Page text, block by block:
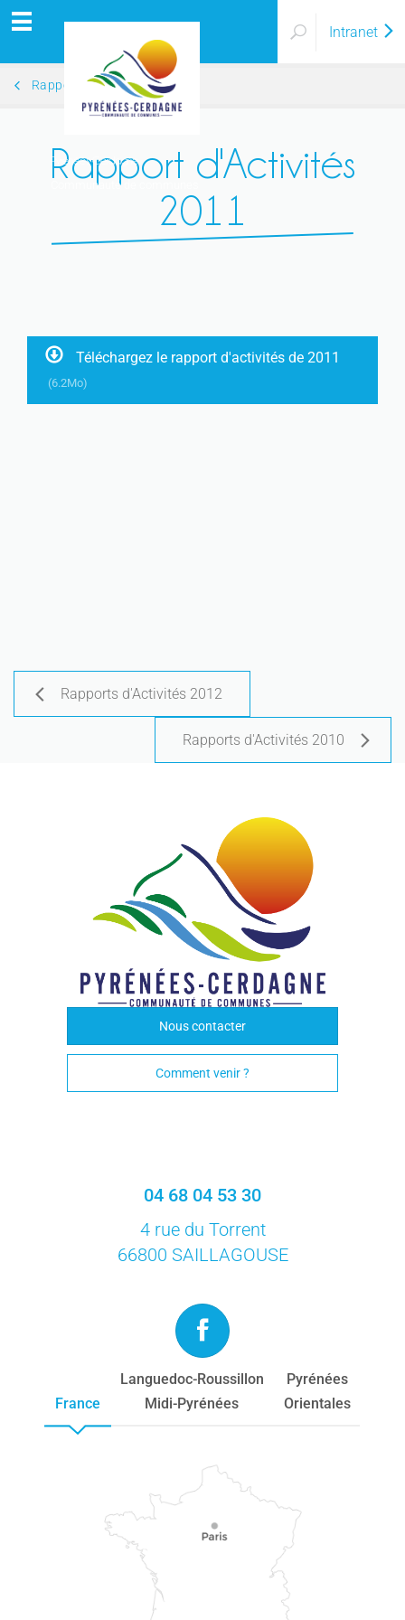
Pyrénées Cerdagne
Communauté de communes
Intranet
Rapports d'Activités
Rapport d'Activités
2011
Téléchargez le rapport d'activités de 2011
(6.2Mo)
Rapports d'Activités 2012
Rapports d'Activités 2010
Nous contacter
Comment venir ?
04 68 04 53 30
4 rue du Torrent
66800 SAILLAGOUSE
France
Languedoc-Roussillon
Midi-Pyrénées
Pyrénées
Orientales